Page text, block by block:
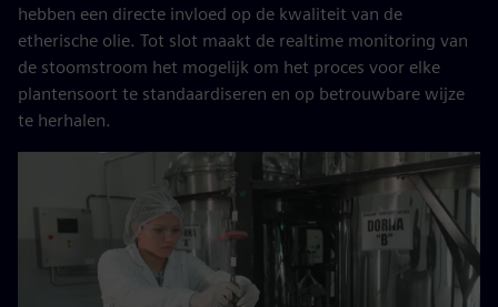
hebben een directe invloed op de kwaliteit van de
etherische olie. Tot slot maakt de realtime monitoring van
de stoomstroom het mogelijk om het proces voor elke
plantensoort te standaardiseren en op betrouwbare wijze
te herhalen.